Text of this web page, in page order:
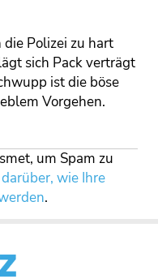
Polizei zu hart
sich Pack verträgt
ist die böse
Vorgehen.
um Spam zu
wie Ihre
.